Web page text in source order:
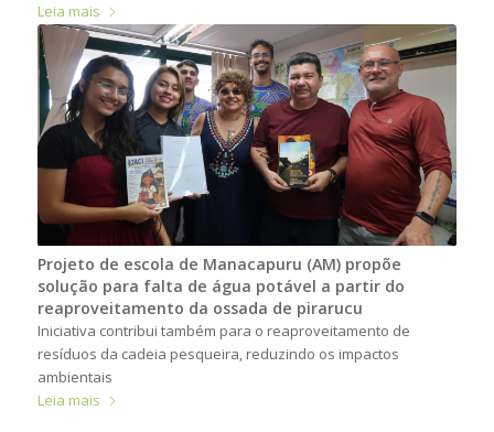
Leia mais
Projeto de escola de Manacapuru (AM) propõe
solução para falta de água potável a partir do
reaproveitamento da ossada de pirarucu
Iniciativa contribui também para o reaproveitamento de
resíduos da cadeia pesqueira, reduzindo os impactos
ambientais
Leia mais